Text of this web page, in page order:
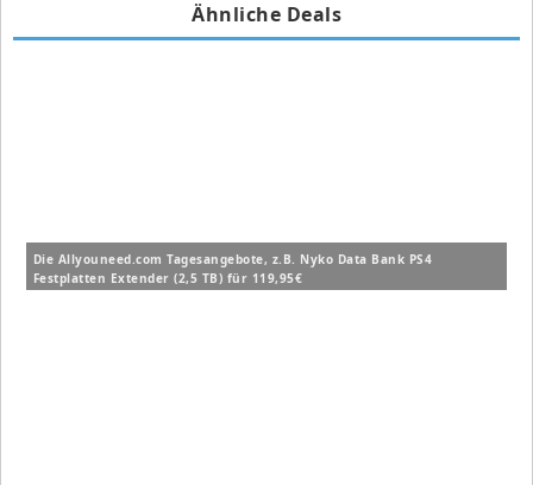
Ähnliche Deals
Die Allyouneed.com Tagesangebote, z.B. Nyko Data Bank PS4
Festplatten Extender (2,5 TB) für 119,95€